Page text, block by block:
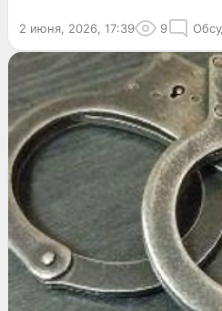
2 июня, 2026, 17:39 9